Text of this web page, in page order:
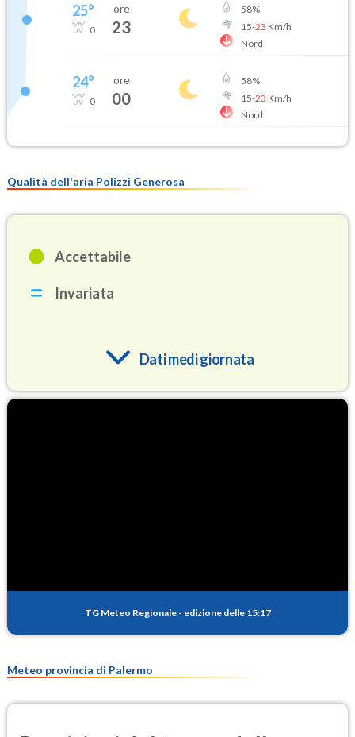
25°
0
ore
23
58%
15-23 Km/h
Nord
24°
0
ore
00
58%
15-23 Km/h
Nord
Qualità dell'aria Polizzi Generosa
Accettabile
Invariata
Dati medi giornata
PM25
TG Meteo Regionale - edizione delle 15:17
Meteo provincia di Palermo